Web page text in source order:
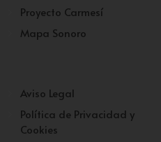
Proyecto Carmesí
Mapa Sonoro
Aviso Legal
Política de Privacidad y
Cookies